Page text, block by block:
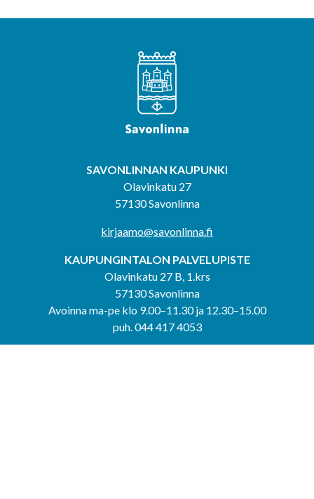
SAVONLINNAN KAUPUNKI
Olavinkatu 27
57130 Savonlinna
kirjaamo@savonlinna.fi
KAUPUNGINTALON PALVELUPISTE
Olavinkatu 27 B, 1.krs
57130 Savonlinna
Avoinna ma-pe klo 9.00–11.30 ja 12.30–15.00
puh. 044 417 4053